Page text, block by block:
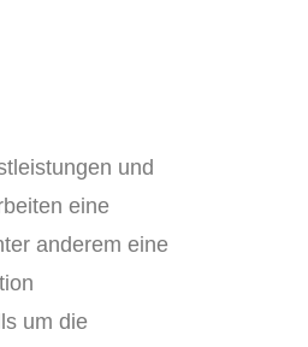
und
eine
anderem eine
um die